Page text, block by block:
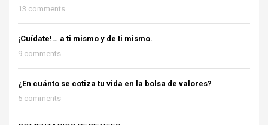
13 comments
¡Cuídate!… a ti mismo y de ti mismo.
9 comments
¿En cuánto se cotiza tu vida en la bolsa de valores?
5 comments